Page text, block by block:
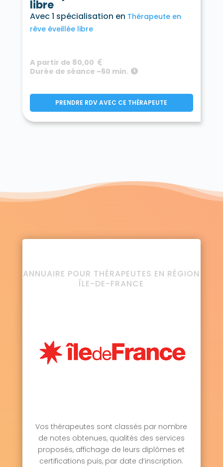
libre
Avec 1 spécialisation en Thérapeute en
rêve éveillée libre
A partir de 80,00
Durée de séance ~60 min.
PRENDRE RDV AVEC CE THÉRAPEUTE
ANNUAIRE POUR THÉRAPEUTES EN RÉGION
ÎLE-DE-FRANCE
Vos thérapeutes sont classés par nombre
de notes obtenues, qualités des services
proposés, affichage de leurs diplômes et
certifications puis, par date d’inscription.